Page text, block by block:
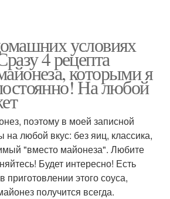
условиях
4 рецепта
которыми я
На любой
поэтому в моей записной
на любой вкус: без яиц, классика,
"вместо майонеза". Любите
Будет интересно! Есть
приготовлении этого соуса,
получится всегда.